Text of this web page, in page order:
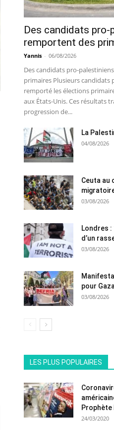
Des candidats pro-
remportent des
Yannis - 06/08/2026
Des candidats pro-
primaires Plusieurs candidats
remporté les élections
aux États-Unis. Ces résultats
progression de...
La
04/08/2026
Ceuta au
03/08/2026
Londres
d’un
03/08/2026
pour Gaza
03/08/2026
LES PLUS POPULAIRES
24/03/2020